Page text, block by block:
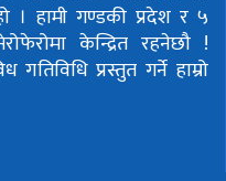
। हामी गण्डकी प्रदेश र ५
केन्द्रित रहनेछौ !
गतिविधि प्रस्तुत गर्ने हाम्रो